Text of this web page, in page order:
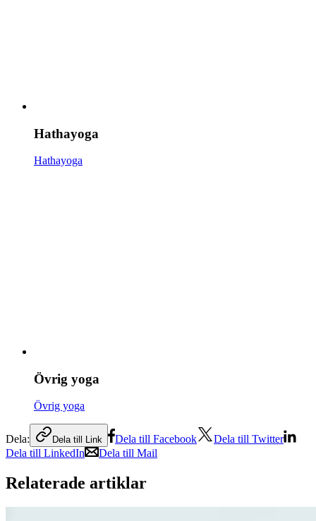
Hathayoga
Hathayoga
Övrig yoga
Övrig yoga
Dela: Dela till Link Dela till Facebook
Dela till Twitter
Dela till LinkedIn
Dela till Mail
Relaterade artiklar